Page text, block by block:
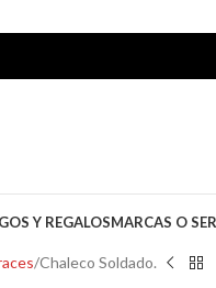
Y REGALOSMARCAS O
Chaleco Soldado.